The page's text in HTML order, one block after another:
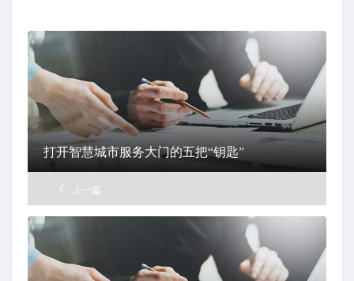
打开智慧城市服务大门的五把“钥匙”
上一篇